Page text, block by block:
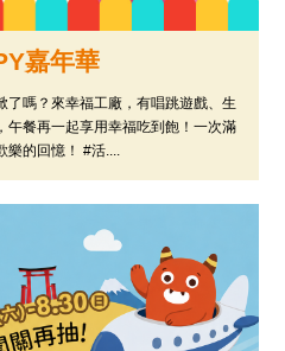
嘉年華
了嗎？來幸福工廠，有唱跳遊戲、生
午餐再一起享用幸福吃到飽！一次滿
樂的回憶！ #活....